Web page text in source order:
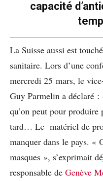
capacité
La Suisse aussi est
sanitaire. Lors d’une
mercredi 25 mars, le
Guy Parmelin a déclaré
qu’on peut pour
tard… Le matériel de
manquer dans le pays. «
masques », s’exprimait
responsable de Genève